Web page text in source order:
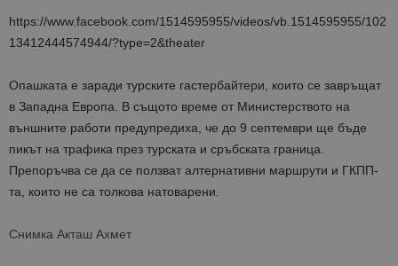
https://www.facebook.com/1514595955/videos/vb.1514595955/102
13412444574944/?type=2&theater
Опашката е заради турските гастербайтери, които се завръщат
в Западна Европа. В същото време от Министерството на
външните работи предупредиха, че до 9 септември ще бъде
пикът на трафика през турската и сръбската граница.
Препоръчва се да се ползват алтернативни маршрути и ГКПП-
та, които не са толкова натоварени.
Снимка Акташ Ахмет